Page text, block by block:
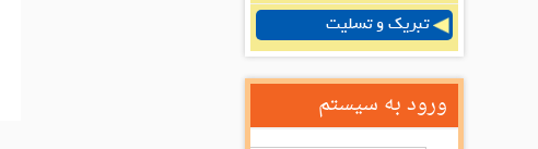
تبریک و تسلیت
ورود به سیستم